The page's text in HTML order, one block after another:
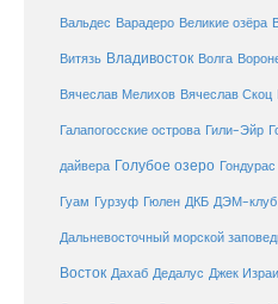
Вальдес Варадеро Великие озёра
Витязь Владивосток Волга
Вячеслав Мелихов Вячеслав Скоц
Галапогосские острова Гили-Эйр
дайвера Голубое озеро Гондурас
Гуам Гурзуф Гюлен ДКБ ДЭМ-клуб
Дальневосточный морской
Восток Дахаб Дедалус Джек